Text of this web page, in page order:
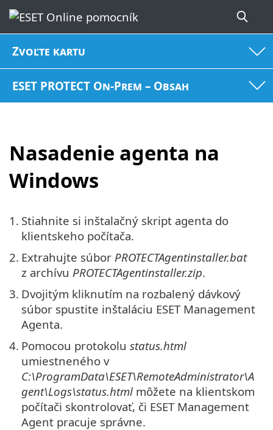
Zvoľte kartu
ESET PROTECT On-Prem – Obsah
Nasadenie agenta na
Windows
1. Stiahnite si inštalačný skript agenta do
klientskeho počítača.
2. Extrahujte súbor PROTECTAgentinstaller.bat
z archívu PROTECTAgentinstaller.zip.
3. Dvojitým kliknutím na rozbalený dávkový
súbor spustite inštaláciu ESET Management
Agenta.
4. Pomocou protokolu status.html
umiestneného v
C:\ProgramData\ESET\RemoteAdministrator\A
gent\Logs\status.html môžete na klientskom
počítači skontrolovať, či ESET Management
Agent pracuje správne.